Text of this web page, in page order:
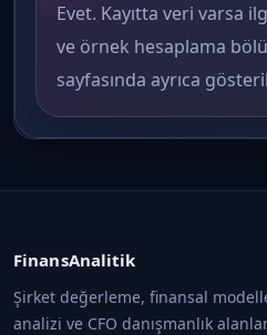
Evet. Kayıtta veri varsa
ve örnek hesaplama
sayfasında ayrıca
FinansAnalitik
Şirket değerleme, finansal
analizi ve CFO danışmanlık